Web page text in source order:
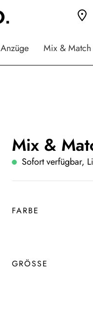
Anzüge Mix & Match
Mix &
Sofort verfügbar,
FARBE
GRÖSSE